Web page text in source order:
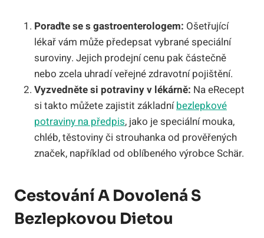
Poraďte se s gastroenterologem: Ošetřující
lékař vám může předepsat vybrané speciální
suroviny. Jejich prodejní cenu pak částečně
nebo zcela uhradí veřejné zdravotní pojištění.
Vyzvedněte si potraviny v lékárně: Na eRecept
si takto můžete zajistit základníbezlepkové
potraviny na předpis, jako je speciální mouka,
chléb, těstoviny či strouhanka od prověřených
značek, například od oblíbeného výrobce Schär.
Cestování A Dovolená S
Bezlepkovou Dietou